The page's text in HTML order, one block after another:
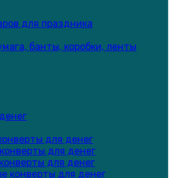
для праздника
банты, коробки, ленты
для денег
для денег
для денег
конверты для денег